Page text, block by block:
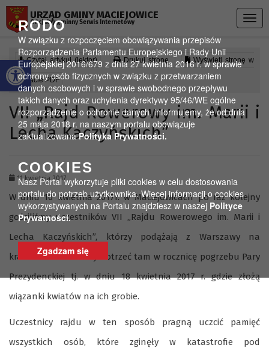
Otwórz pasek narzędzi
RODO
W związku z rozpoczęciem obowiązywania przepisów
Rozporządzenia Parlamentu Europejskiego i Rady Unii
Europejskiej 2016/679 z dnia 27 kwietnia 2016 r. w sprawie
ochrony osób fizycznych w związku z przetwarzaniem
danych osobowych i w sprawie swobodnego przepływu
takich danych oraz uchylenia dyrektywy 95/46/WE ogólne
rozporządzenie o ochronie danych, informujemy, że od dnia
25 maja 2018 r. na naszym portalu obowiązuje
zaktualizowanaPolityka Prywatności.
COOKIES
Nasz Portal wykorzytuje pliki cookies w celu dostosowania
portalu do potrzeb użytkownika. Więcej informacji o cookies
wykorzystywanych na Portalu znajdziesz w naszej Polityce
Prywatności.
Zgadzam się
URZĄD GMINY MACIEJOWICE
Oficjalny gminny Serwis Internetowy
Czytaj artykuł (lektor) Drukuj stronę Wyświetl stronę w
formacie PDF
VII „Rajd Rowerowy im. Marii i
Lecha Kaczyńskich”
11 kwietnia 2017
W dniu 10 kwietnia 2017r. w Maciejowicach po raz kolejny
gościliśmy uczestników VII „Rajdu Rowerowego im. Marii i
Lecha Kaczyńskich”, którzy podążają z Warszawy na
krakowski Wawel aby dotrzeć tam w rocznicę pogrzebu Pary
Prezydenckiej tj. w dniu 18 kwietnia 2017 r. gdzie złożą
wiązanki kwiatów na ich grobie.
Uczestnicy rajdu w ten sposób pragną uczcić pamięć
wszystkich osób, które zginęły w katastrofie pod